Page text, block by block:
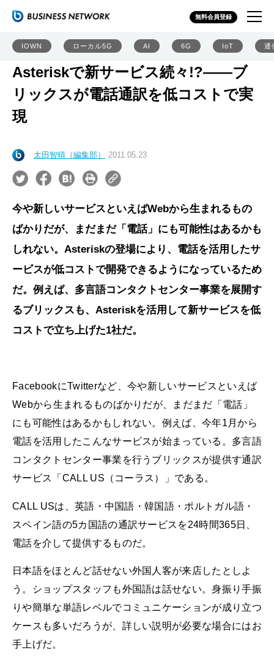
無料会員登録
IOWN ローカル5G AI 6G IoT 通
Asteriskで新サービス続々!?――ブ
リックスが電話通訳を低コストで実
現
太田智晴（編集部） 2011.05.23
今や新しいサービスといえばWebから生まれるもの
ばかりだが、まだまだ「電話」にも可能性はあるかも
しれない。Asteriskの登場により、電話を活用したサ
ービスが低コストで開発できるようになっているため
だ。例えば、多言語コンタクトセンター事業を展開す
るブリックスも、Asteriskを活用して新サービスを低
コストで立ち上げた1社だ。
FacebookにTwitterなど、今や新しいサービスといえば
Webから生まれるものばかりだが、まだまだ「電話」
にも可能性はあるかもしれない。例えば、今年1月から
電話を活用したこんなサービスが始まっている。多言語
コンタクトセンター事業を行うブリックスが提供す通訳
サービス「CALL US（コーラス）」である。
CALL USは、英語・中国語・韓国語・ポルトガル語・
スペイン語の5カ国語の通訳サービスを24時間365日、
電話を介して提供するものだ。
日本語をほとんど話せない外国人客が来店したとしよ
う。ショップスタッフも外国語は話せない。身振り手振
りや簡単な単語レベルでコミュニケーションが成り立つ
ケースも多いだろうが、詳しい説明が必要な場合にはお
手上げだ。